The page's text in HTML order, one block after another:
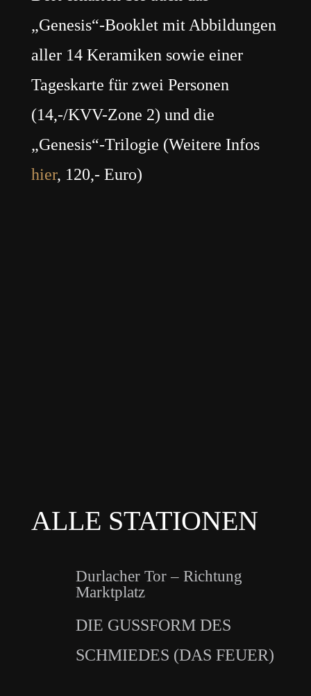
„Genesis“-Booklet mit Abbildungen
aller 14 Keramiken sowie einer
Tageskarte für zwei Personen
(14,-/KVV-Zone 2) und die
„Genesis“-Trilogie (Weitere Infos
hier, 120,- Euro)
ALLE STATIONEN
Durlacher Tor – Richtung
Marktplatz
DIE GUSSFORM DES
SCHMIEDES (DAS FEUER)